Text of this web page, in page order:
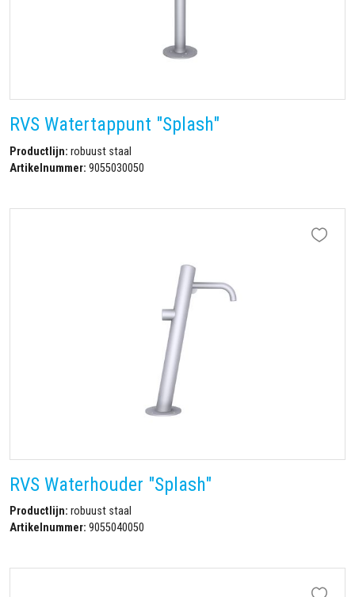
RVS Watertappunt "Splash"
Productlijn: robuust staal
Artikelnummer: 9055030050
RVS Waterhouder "Splash"
Productlijn: robuust staal
Artikelnummer: 9055040050